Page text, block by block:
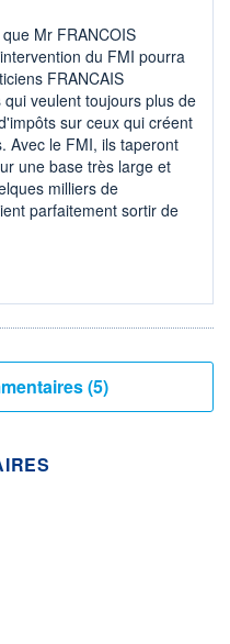
Mr FRANCOIS
du FMI pourra
FRANCAIS
veulent toujours plus de
sur ceux qui créent
Avec le FMI, ils taperont
une base très large et
milliers de
parfaitement sortir de
Voir plus de commentaires (5)